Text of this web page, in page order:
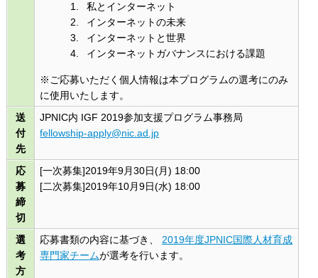
私とインターネット
インターネットの未来
インターネットと世界
インターネットガバナンスにおける課題
※ご応募いただく個人情報は本プログラムの選考にのみ
に使用いたします。
送
付
先
JPNIC内 IGF 2019参加支援プログラム事務局
fellowship-apply@nic.ad.jp
応
募
締
切
[一次募集]2019年9月30日(月) 18:00
[二次募集]2019年10月9日(水) 18:00
選
考
方
応募書類の内容に基づき、 2019年度JPNIC国際人材育成
専門家チームが選考を行います。